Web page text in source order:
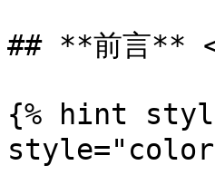
## **前言**
{% hint